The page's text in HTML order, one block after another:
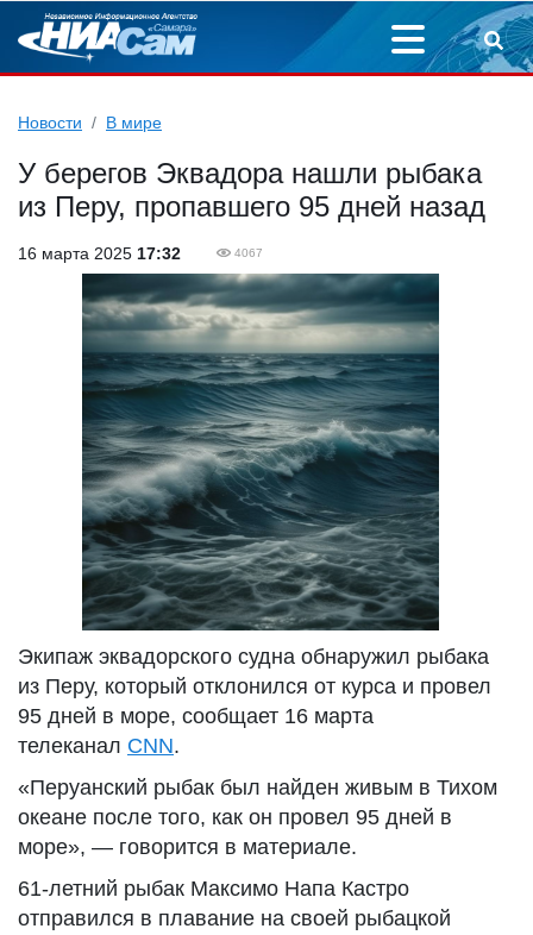
Новости В мире
У берегов Эквадора нашли рыбака
из Перу, пропавшего 95 дней назад
16 марта 2025 17:32 4067
Экипаж эквадорского судна обнаружил рыбака
из Перу, который отклонился от курса и провел
95 дней в море, сообщает 16 марта
телеканал CNN.
«Перуанский рыбак был найден живым в Тихом
океане после того, как он провел 95 дней в
море», — говорится в материале.
61-летний рыбак Максимо Напа Кастро
отправился в плавание на своей рыбацкой